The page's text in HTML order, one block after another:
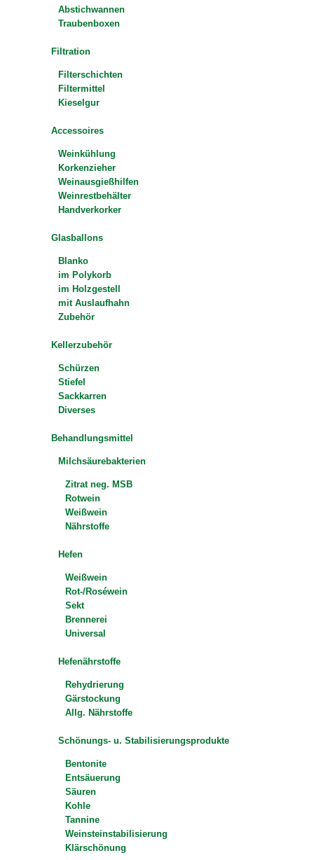
Abstichwannen
Traubenboxen
Filtration
Filterschichten
Filtermittel
Kieselgur
Accessoires
Weinkühlung
Korkenzieher
Weinausgießhilfen
Weinrestbehälter
Handverkorker
Glasballons
Blanko
im Polykorb
im Holzgestell
mit Auslaufhahn
Zubehör
Kellerzubehör
Schürzen
Stiefel
Sackkarren
Diverses
Behandlungsmittel
Milchsäurebakterien
Zitrat neg. MSB
Rotwein
Weißwein
Nährstoffe
Hefen
Weißwein
Rot-/Roséwein
Sekt
Brennerei
Universal
Hefenährstoffe
Rehydrierung
Gärstockung
Allg. Nährstoffe
Schönungs- u. Stabilisierungsprodukte
Bentonite
Entsäuerung
Säuren
Kohle
Tannine
Weinsteinstabilisierung
Klärschönung